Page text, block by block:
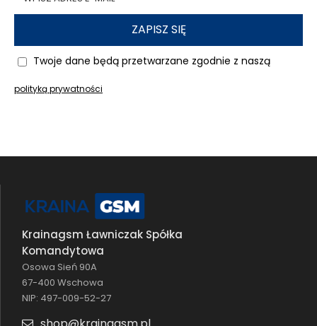
ZAPISZ SIĘ
Twoje dane będą przetwarzane zgodnie z naszą
polityką prywatności
Krainagsm Ławniczak Spółka
Komandytowa
Osowa Sień 90A
67-400 Wschowa
NIP: 497-009-52-27